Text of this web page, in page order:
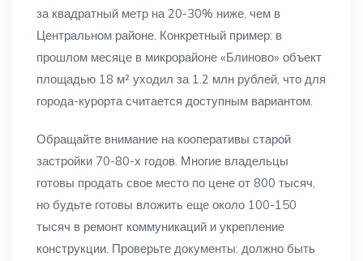
за квадратный метр на 20-30% ниже, чем в
Центральном районе. Конкретный пример: в
прошлом месяце в микрорайоне «Блиново» объект
площадью 18 м² уходил за 1.2 млн рублей, что для
города-курорта считается доступным вариантом.
Обращайте внимание на кооперативы старой
застройки 70-80-х годов. Многие владельцы
готовы продать свое место по цене от 800 тысяч,
но будьте готовы вложить еще около 100-150
тысяч в ремонт коммуникаций и укрепление
конструкции. Проверьте документы: должно быть